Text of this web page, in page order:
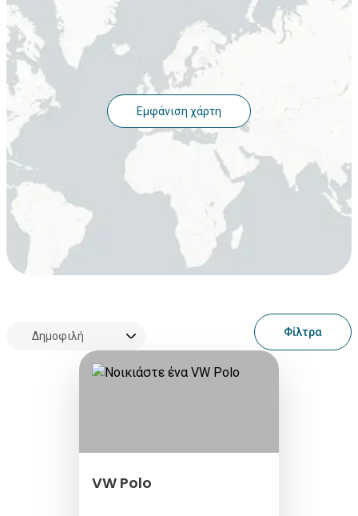
Εμφάνιση χάρτη
Φίλτρα
VW Polo